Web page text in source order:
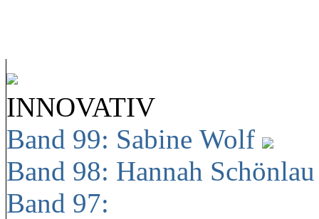
INNOVATIV
Band 99: Sabine Wolf
Band 98: Hannah
Band 97: